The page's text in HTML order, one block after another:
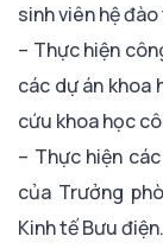
sinh viên hệ
– Thực hiện
các dự án khoa
cứu khoa học
– Thực hiện
của Trưởng
Kinh tế Bưu điện.